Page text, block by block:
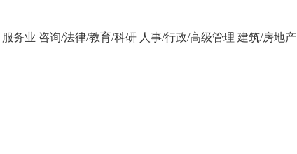
服务业 咨询/法律/教育/科研 人事/行政/高级管理 建筑/房地产